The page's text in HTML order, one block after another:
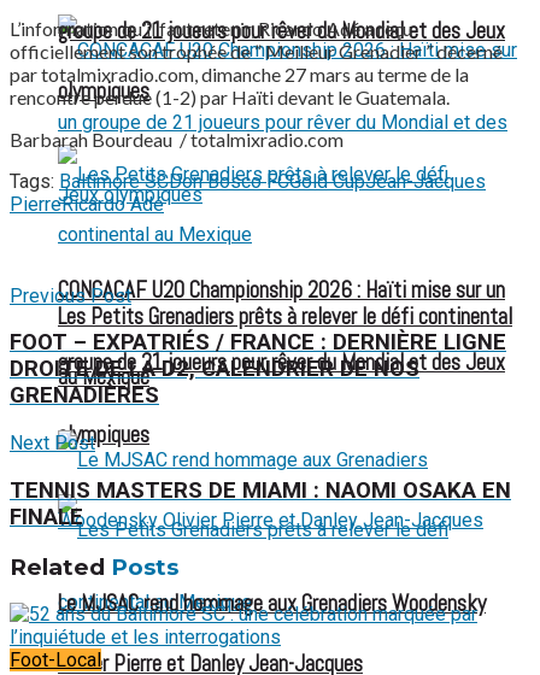
CONCACAF U20 Championship 2026 : Haïti mise sur un
groupe de 21 joueurs pour rêver du Mondial et des Jeux
olympiques
groupe de 21 joueurs pour rêver du Mondial et des Jeux
olympiques
Les Petits Grenadiers prêts à relever le défi continental
au Mexique
Le MJSAC rend hommage aux Grenadiers Woodensky
Olivier Pierre et Danley Jean-Jacques
L’information qu’il faut retenir, Ricardo Adé a reçu
officiellement son trophée de ” Meilleur Grenadier ” décerné
par totalmixradio.com, dimanche 27 mars au terme de la
rencontre perdue (1-2) par Haïti devant le Guatemala.
Barbarah Bourdeau / totalmixradio.com
Tags: Baltimore SCDon Bosco FCGold CupJean-Jacques
PierreRicardo Adé
Previous Post
FOOT – EXPATRIÉS / FRANCE : DERNIÈRE LIGNE
DROITE DE LA D2, CALENDRIER DE NOS
GRENADIÈRES
Next Post
TENNIS MASTERS DE MIAMI : NAOMI OSAKA EN
FINALE
Related Posts
Foot-Local